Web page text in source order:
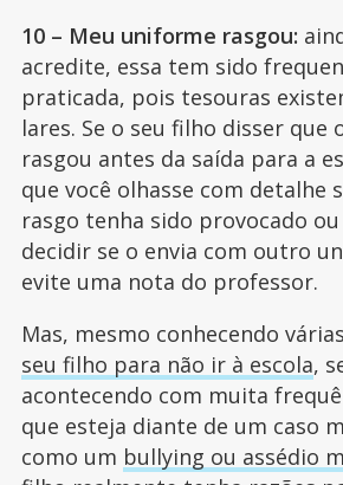
10 – Meu uniforme rasgou:
acredite, essa tem sido
praticada, pois tesouras
lares. Se o seu filho disser que
rasgou antes da saída para a
que você olhasse com detalhe
rasgo tenha sido provocado
decidir se o envia com outro
evite uma nota do professor.
Mas, mesmo conhecendo várias
seu filho para não ir à escola,
acontecendo com muita
que esteja diante de um caso
como um bullying ou assédio